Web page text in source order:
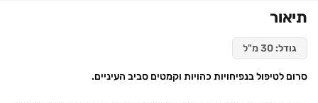
תיאור
גודל:
סרום לטיפול בנפיחויות כהויות וקמטים סביב העיניים.